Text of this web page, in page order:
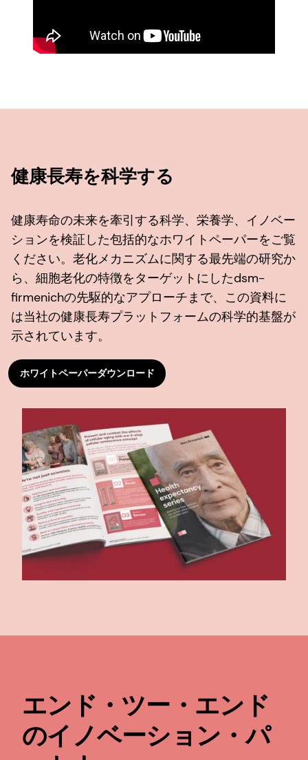
健康長寿を科学する
健康寿命の未来を牽引する科学、栄養学、イノベー
ションを検証した包括的なホワイトペーパーをご覧
ください。老化メカニズムに関する最先端の研究か
ら、細胞老化の特徴をターゲットにしたdsm-
firmenichの先駆的なアプローチまで、この資料に
は当社の健康長寿プラットフォームの科学的基盤が
示されています。
ホワイトペーパーダウンロード
エンド・ツー・エンド
のイノベーション・パ